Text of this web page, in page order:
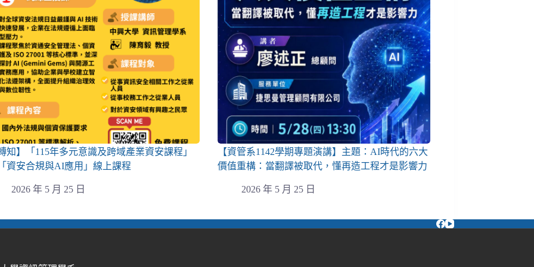
知】「115年多元意識及跨域產業資安課程」
資安合規與AI應用」線上課程
2026 年 5 月 25 日
【資管系1142學期專題演講】主題：AI時代的六大
價值重構：當翻譯被取代，懂再造工程才是影響力
2026 年 5 月 25 日